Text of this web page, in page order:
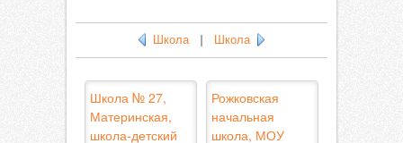
Школа| Школа
Школа № 27,
Материнская,
школа-детский
Рожковская
начальная
школа, МОУ